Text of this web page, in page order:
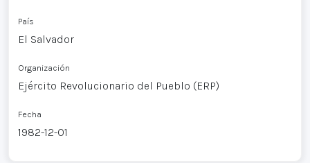
País
El Salvador
Organización
Ejército Revolucionario del Pueblo (ERP)
Fecha
1982-12-01